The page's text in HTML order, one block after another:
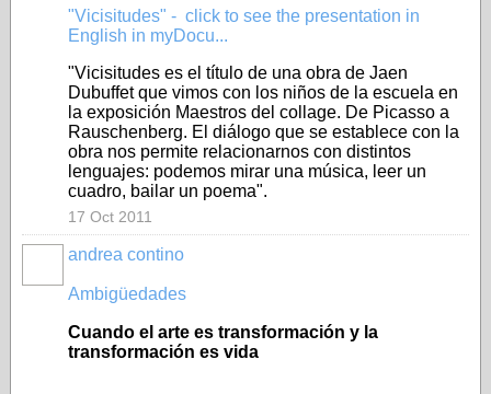
"Vicisitudes" - click to see the presentation in
English in myDocu...
"Vicisitudes es el título de una obra de Jaen
Dubuffet que vimos con los niños de la escuela en
la exposición Maestros del collage. De Picasso a
Rauschenberg. El diálogo que se establece con la
obra nos permite relacionarnos con distintos
lenguajes: podemos mirar una música, leer un
cuadro, bailar un poema".
17 Oct 2011
andrea contino
Ambigüedades
Cuando el arte es transformación y la
transformación es vida